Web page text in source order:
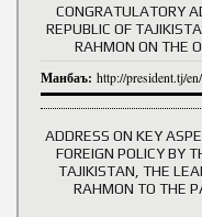
CONGRATULATORY
REPUBLIC OF
RAHMON ON THE
Манбаъ: http://president.tj/
ADDRESS ON KEY
FOREIGN POLICY BY
TAJIKISTAN, THE
RAHMON TO THE